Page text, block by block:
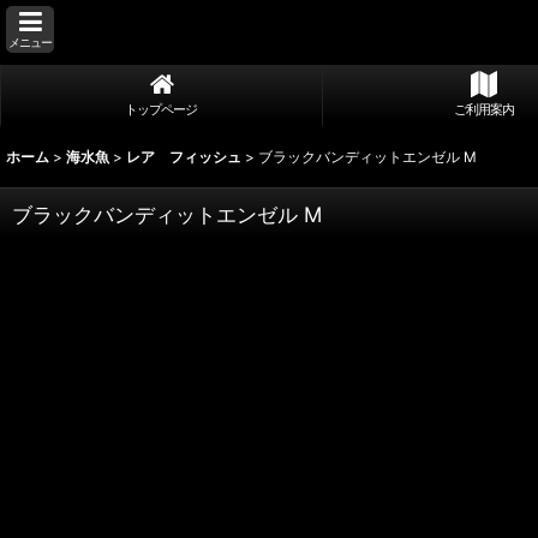
メニュー
トップページ ご利用案内
ホーム > 海水魚 > レア フィッシュ > ブラックバンディットエンゼル M
ブラックバンディットエンゼル M